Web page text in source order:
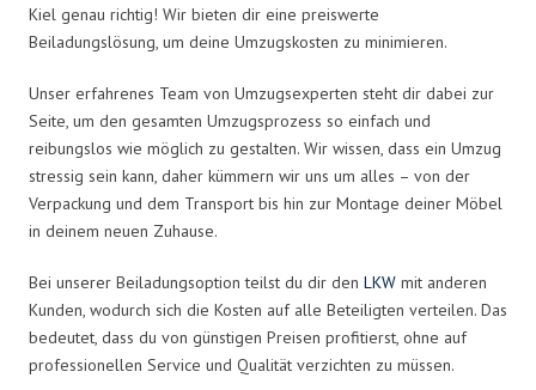
Kiel genau richtig! Wir bieten dir eine preiswerte
Beiladungslösung, um deine Umzugskosten zu minimieren.
Unser erfahrenes Team von Umzugsexperten steht dir dabei zur
Seite, um den gesamten Umzugsprozess so einfach und
reibungslos wie möglich zu gestalten. Wir wissen, dass ein Umzug
stressig sein kann, daher kümmern wir uns um alles – von der
Verpackung und dem Transport bis hin zur Montage deiner Möbel
in deinem neuen Zuhause.
Bei unserer Beiladungsoption teilst du dir den LKW mit anderen
Kunden, wodurch sich die Kosten auf alle Beteiligten verteilen. Das
bedeutet, dass du von günstigen Preisen profitierst, ohne auf
professionellen Service und Qualität verzichten zu müssen.